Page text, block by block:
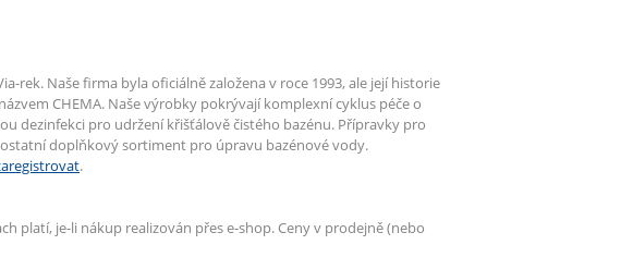
rek. Naše firma byla oficiálně založena v roce 1993, ale její historie
CHEMA. Naše výrobky pokrývají komplexní cyklus péče o
dezinfekci pro udržení křišťálově čistého bazénu. Přípravky pro
doplňkový sortiment pro úpravu bazénové vody.
.
platí, je-li nákup realizován přes e-shop. Ceny v prodejně (nebo